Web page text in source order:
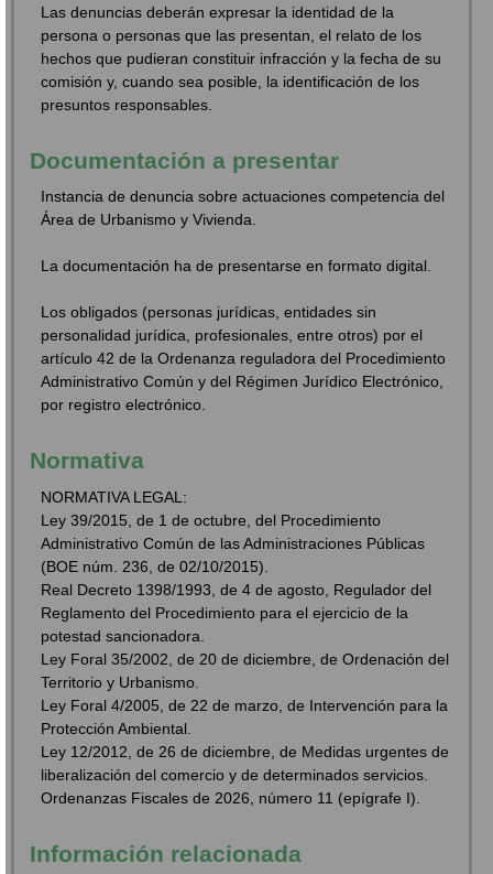
Las denuncias deberán expresar la identidad de la
persona o personas que las presentan, el relato de los
hechos que pudieran constituir infracción y la fecha de su
comisión y, cuando sea posible, la identificación de los
presuntos responsables.
Documentación a presentar
Instancia de denuncia sobre actuaciones competencia del
Área de Urbanismo y Vivienda.
La documentación ha de presentarse en formato digital.
Los obligados (personas jurídicas, entidades sin
personalidad jurídica, profesionales, entre otros) por el
artículo 42 de la Ordenanza reguladora del Procedimiento
Administrativo Común y del Régimen Jurídico Electrónico,
por registro electrónico.
Normativa
NORMATIVA LEGAL:
Ley 39/2015, de 1 de octubre, del Procedimiento
Administrativo Común de las Administraciones Públicas
(BOE núm. 236, de 02/10/2015).
Real Decreto 1398/1993, de 4 de agosto, Regulador del
Reglamento del Procedimiento para el ejercicio de la
potestad sancionadora.
Ley Foral 35/2002, de 20 de diciembre, de Ordenación del
Territorio y Urbanismo.
Ley Foral 4/2005, de 22 de marzo, de Intervención para la
Protección Ambiental.
Ley 12/2012, de 26 de diciembre, de Medidas urgentes de
liberalización del comercio y de determinados servicios.
Ordenanzas Fiscales de 2026, número 11 (epígrafe I).
Información relacionada